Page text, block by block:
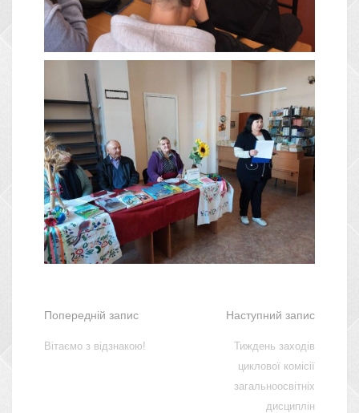
Попередній запис
Вітаємо з відзнакою!
Наступний запис
Тиждень заходів
циклової комісії
загальноосвітніх
дисциплін